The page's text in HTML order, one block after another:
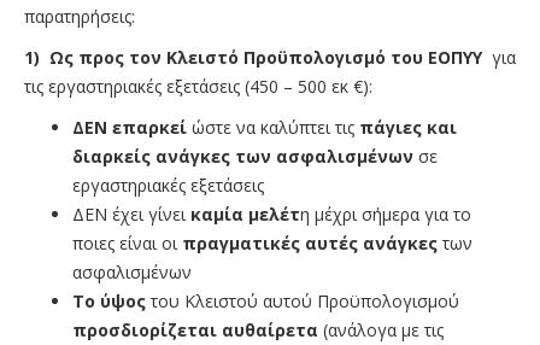
παρατηρήσεις:
1) Ως προς τον Κλειστό Προϋπολογισμό του ΕΟΠΥΥγια
τις εργαστηριακές εξετάσεις (450 – 500 εκ €):
ΔΕΝ επαρκεί ώστε να καλύπτει τις πάγιες και
διαρκείς ανάγκες των ασφαλισμένων σε
εργαστηριακές εξετάσεις
ΔΕΝ έχει γίνει καμία μελέτη μέχρι σήμερα για το
ποιες είναι οι πραγματικές αυτές ανάγκες των
ασφαλισμένων
Το ύψος του Κλειστού αυτού Προϋπολογισμού
προσδιορίζεται αυθαίρετα (ανάλογα με τις